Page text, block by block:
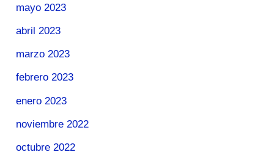
mayo 2023
abril 2023
marzo 2023
febrero 2023
enero 2023
noviembre 2022
octubre 2022